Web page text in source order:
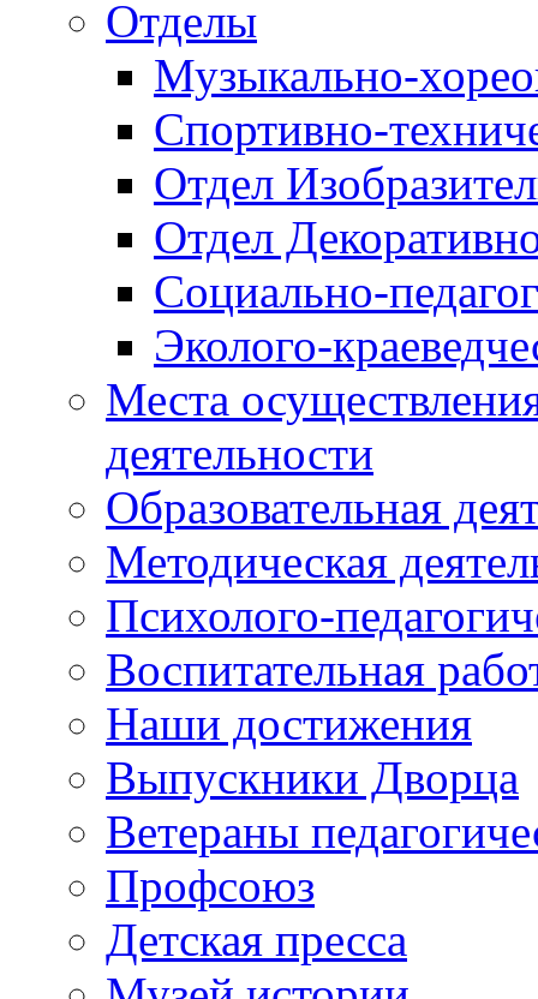
Отделы
Музыкально-
Спортивно-
Отдел
Отдел
Социально-
Эколого-
Места
деятельности
Образовательная
Методическая
Психолого-
Воспитательная
Наши достижения
Выпускники Дворца
Ветераны
Профсоюз
Детская пресса